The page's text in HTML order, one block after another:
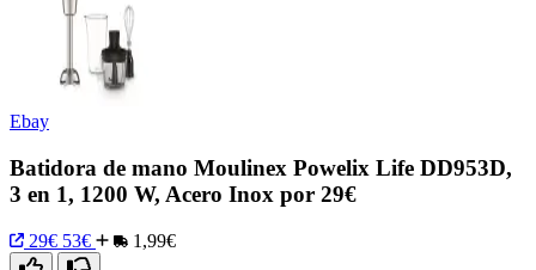
Ebay
Batidora de mano Moulinex Powelix Life DD953D,
3 en 1, 1200 W, Acero Inox por 29€
29€ 53€ 1,99€